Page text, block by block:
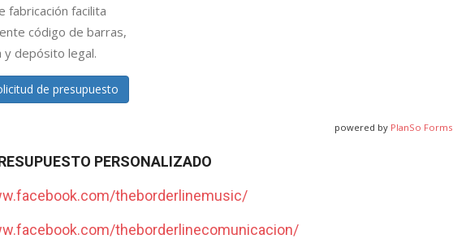
fabricación facilita
código de barras,
y depósito legal.
de presupuesto
powered by PlanSo Forms
PERSONALIZADO
theborderlinemusic/
theborderlinecomunicacion/